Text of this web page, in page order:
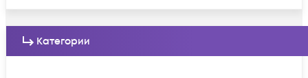
Категории